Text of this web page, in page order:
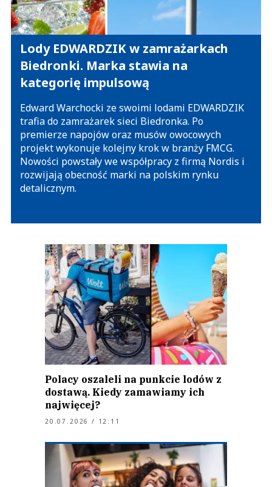
Lody EDWARDZIK w zamrażarkach
Biedronki. Marka stawia na
kategorię impulsową
Edward Warchocki ze swoimi lodami EDWARDZIK
trafia do zamrażarek sieci Biedronka. Po
premierze napojów oraz musów owocowych
projekt wykonuje kolejny krok w branży FMCG.
Nowości powstały we współpracy z firmą Nordis i
rozwijają obecność marki na polskim rynku
detalicznym.
Polacy oszaleli na punkcie lodów z
dostawą. Kiedy zamawiamy ich
najwięcej?
20.07.2026 / 12:11